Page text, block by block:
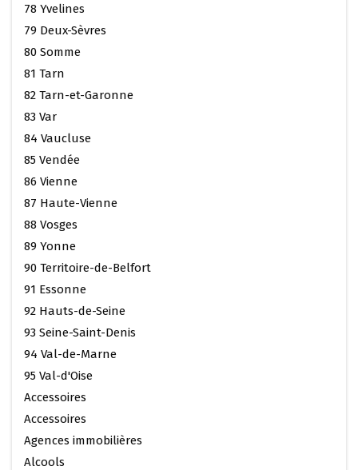
78 Yvelines
79 Deux-Sèvres
80 Somme
81 Tarn
82 Tarn-et-Garonne
83 Var
84 Vaucluse
85 Vendée
86 Vienne
87 Haute-Vienne
88 Vosges
89 Yonne
90 Territoire-de-Belfort
91 Essonne
92 Hauts-de-Seine
93 Seine-Saint-Denis
94 Val-de-Marne
95 Val-d'Oise
Accessoires
Accessoires
Agences immobilières
Alcools